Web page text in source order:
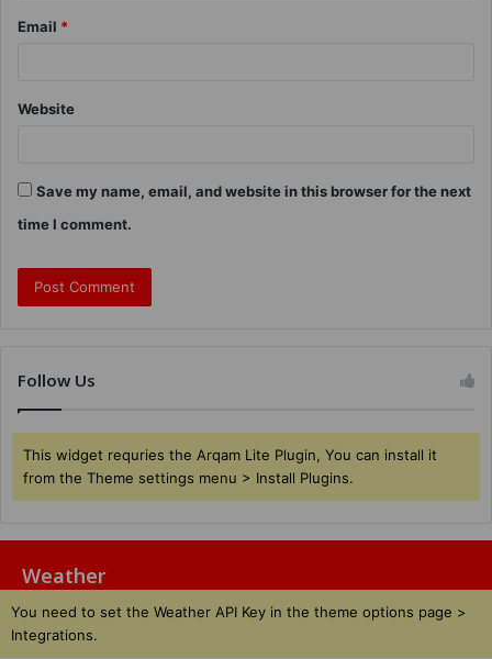
Email *
Website
Save my name, email, and website in this browser for the next
time I comment.
Follow Us
This widget requries the Arqam Lite Plugin, You can install it
from the Theme settings menu > Install Plugins.
Weather
You need to set the Weather API Key in the theme options page >
Integrations.